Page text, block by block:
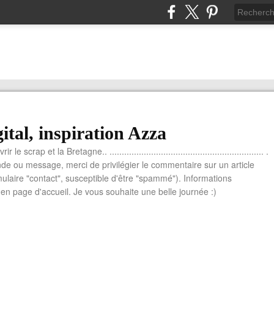
inspiration Azza
le scrap et la Bretagne.. ............................................................... .
ou message, merci de privilégier le commentaire sur un article
"contact", susceptible d'être "spammé"). Informations
page d'accueil. Je vous souhaite une belle journée :)